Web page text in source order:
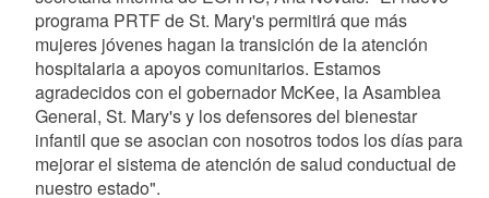
programa PRTF de St. Mary's permitirá que más
mujeres jóvenes hagan la transición de la atención
hospitalaria a apoyos comunitarios. Estamos
agradecidos con el gobernador McKee, la Asamblea
General, St. Mary's y los defensores del bienestar
infantil que se asocian con nosotros todos los días para
mejorar el sistema de atención de salud conductual de
nuestro estado".